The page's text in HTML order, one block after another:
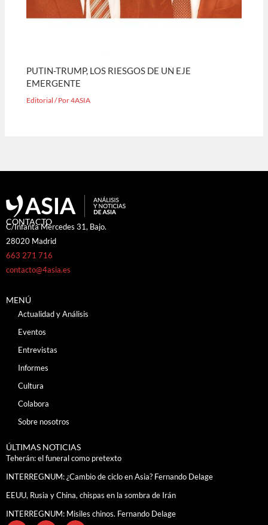
PUTIN-TRUMP, LOS RIESGOS DE UN EJE
EMERGENTE
Editorial / Por4ASIA
CONTACTO
C/Infanta Mercedes 31, Bajo.
28020 Madrid
663 271 716
contacto@4asia.es
MENÚ
Actualidad y Análisis
Eventos
Entrevistas
Informes
Cultura
Colabora
Sobre nosotros
ÚLTIMAS NOTICIAS
Teherán: el funeral como pretexto
INTERREGNUM: ¿Cambio de ciclo en Asia? Fernando Delage
EEUU, Rusia y China, chispas en la sombra de Irán
INTERREGNUM: Misiles chinos. Fernando Delage